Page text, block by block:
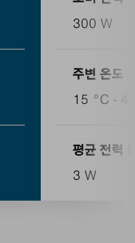
300 W
주변 온도
15 °C -
평균 전력
3 W